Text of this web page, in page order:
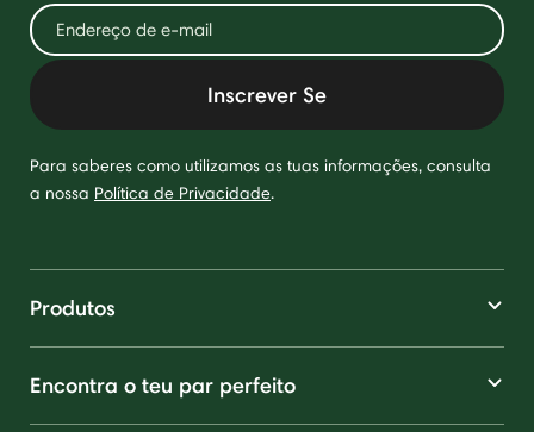
Inscrever Se
Para saberes como utilizamos as tuas informações, consulta
a nossa Política de Privacidade.
Produtos
Encontra o teu par perfeito